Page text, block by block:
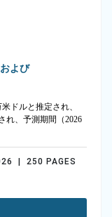
よび
ドルと推定され、
れ、予測期間（2026
| 250 PAGES